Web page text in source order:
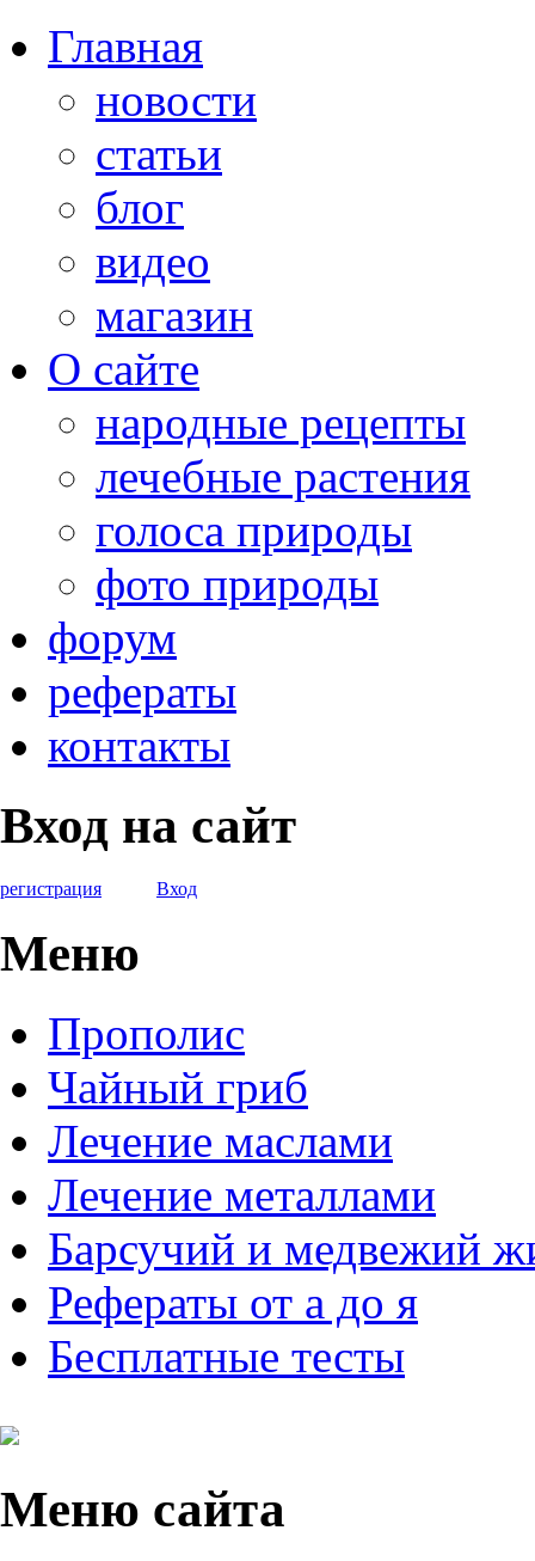
Главная
новости
статьи
блог
видео
магазин
О сайте
народные рецепты
лечебные растения
голоса природы
фото природы
форум
рефераты
контакты
Вход на сайт
регистрация Вход
Меню
Прополис
Чайный гриб
Лечение маслами
Лечение металлами
Барсучий и медвежий
Рефераты от а до я
Бесплатные тесты
Меню сайта